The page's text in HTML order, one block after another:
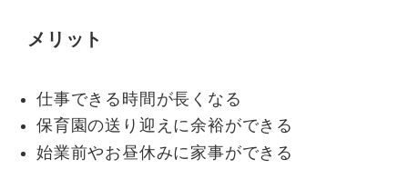
メリット
仕事できる時間が長くなる
保育園の送り迎えに余裕ができる
始業前やお昼休みに家事ができる